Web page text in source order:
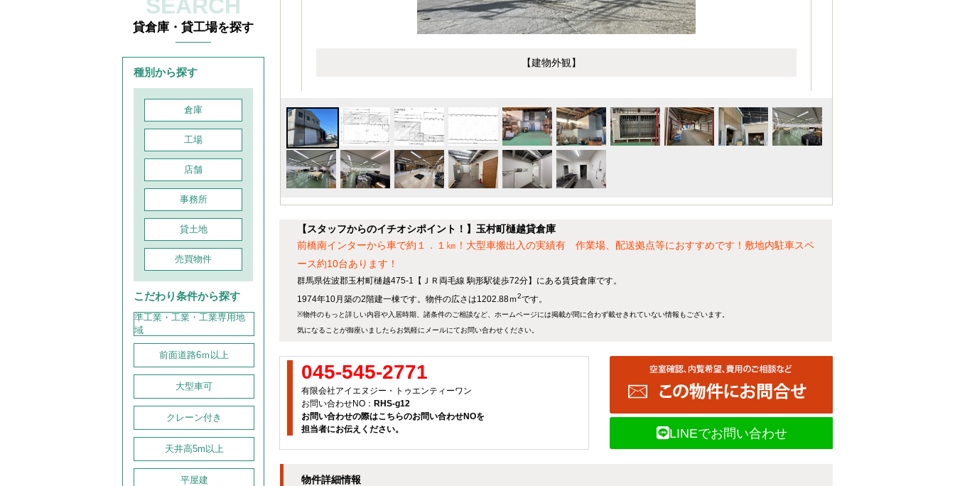
【建物外観】
【スタッフからのイチオシポイント！】玉村町樋越貸倉庫
前橋南インターから車で約１．１㎞！大型車搬出入の実績有 作業場、配送拠点等におすすめです！敷地内駐車スペ
ース約10台あります！
群馬県佐波郡玉村町樋越475-1【ＪＲ両毛線 駒形駅徒歩72分】にある賃貸倉庫です。
1974年10月築の2階建一棟です。物件の広さは1202.88ｍ2です。
※物件のもっと詳しい内容や入居時期、諸条件のご相談など、ホームページには掲載が間に合わず載せきれていない情報もございます。
気になることが御座いましたらお気軽にメールにてお問い合わせください。
045-545-2771
有限会社アイエヌジー・トゥエンティーワン
お問い合わせNO： RHS-g12
お問い合わせの際はこちらのお問い合わせNOを
担当者にお伝えください。
LINEでお問い合わせ
物件詳細情報
SEARCH
貸倉庫・貸工場を探す
種別から探す
倉庫
工場
店舗
事務所
貸土地
売買物件
こだわり条件から探す
準工業・工業・工業専用地
域
前面道路6ｍ以上
大型車可
クレーン付き
天井高5m以上
平屋建